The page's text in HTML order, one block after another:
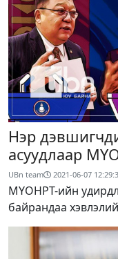
Нэр
асуудлаар
UBn team 2021-06-07
МҮОНРТ-ийн
байрандаа